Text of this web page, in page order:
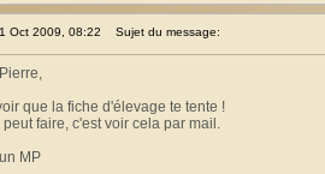
Oct 2009, 08:22 Sujet du message:
que la fiche d'élevage te tente !
faire, c'est voir cela par mail.
MP